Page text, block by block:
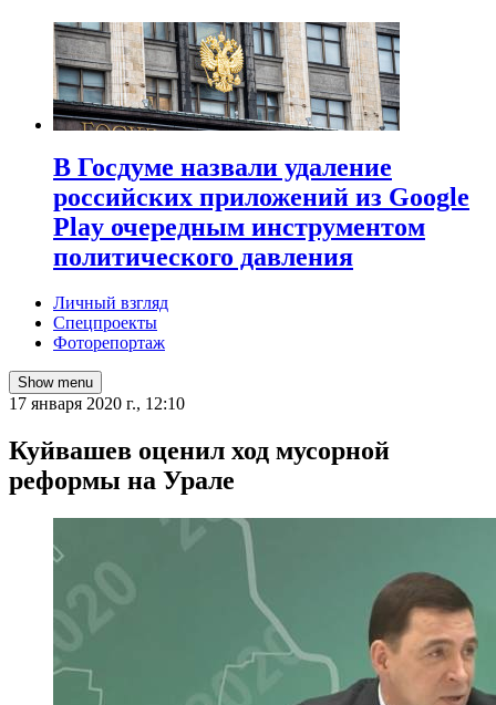
В Госдуме назвали удаление
российских приложений из Google
Play очередным инструментом
политического давления
Личный взгляд
Спецпроекты
Фоторепортаж
Show menu
17 января 2020 г., 12:10
Куйвашев оценил ход мусорной
реформы на Урале